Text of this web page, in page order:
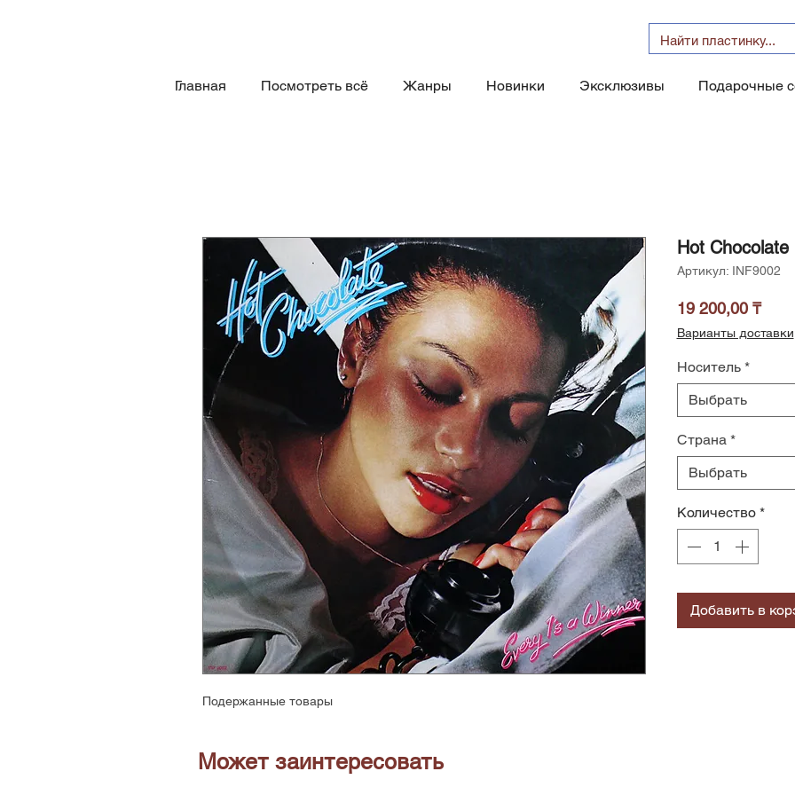
Главная Посмотреть всё Жанры Новинки Эксклюзивы Подарочные
Подержанные товары
Hot
Артикул: INF9002
19 200,00 ₸
Варианты доставки
Носитель *
Выбрать
Страна *
Выбрать
Количество *
Добавить в
Может заинтересовать